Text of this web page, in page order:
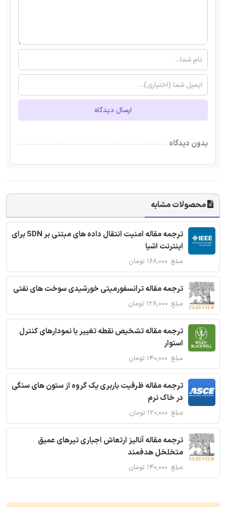
ارسال دیدگاه
بدون دیدگاه
محصولات مشابه
ترجمه مقاله امنیت انتقال داده های مبتنی بر SDN برای
اینترنت اشیا
مبلغ: ۱۶۸,۰۰۰ تومان
ترجمه مقاله ترانسفورمیتی خورشیدی سوخت های نفتی
مبلغ: ۱۲۸,۰۰۰ تومان
ترجمه مقاله تشخیص نقطه تغییر با نمودارهای کنترل
استوار
مبلغ: ۱۴۰,۰۰۰ تومان
ترجمه مقاله ظرفیت باربری یک گروه از ستون های سنگی
در خاک نرم
مبلغ: ۱۲۰,۰۰۰ تومان
ترجمه مقاله آنالیز ارتعاش اجباری تیرهای عمیق
متخلخل هدفمند
مبلغ: ۱۴۰,۰۰۰ تومان